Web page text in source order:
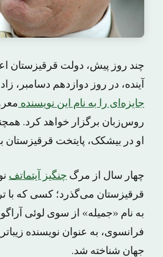
چند روز پیش، دولت قرقیزستان
آینده، در روز دوازدهم دسامبر،
جایزه‌ای را به نام این نویسنده
روس‌زبان برگزار خواهد کرد.
او در بیشکک، پایتخت قرقیزستان
چهار سال از مرگ چنگیز آیتماتف
قرقیزستان می‌گذرد؛ کسی که با
به نام «جمیله» از سوی لوئی
فرانسوی، به عنوان نویسنده
جهان شناخته شد.